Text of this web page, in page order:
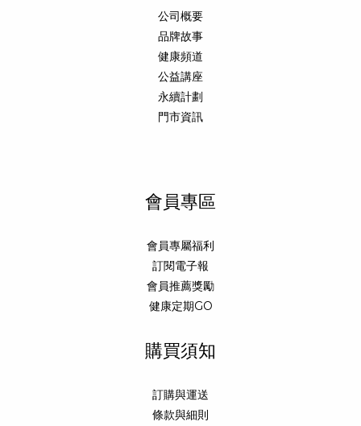
公司概要
品牌故事
健康頻道
公益講座
永續計劃
門市資訊
會員專區
會員專屬福利
訂閱電子報
會員推薦獎勵
健康定期GO
購買須知
訂購與運送
條款與細則